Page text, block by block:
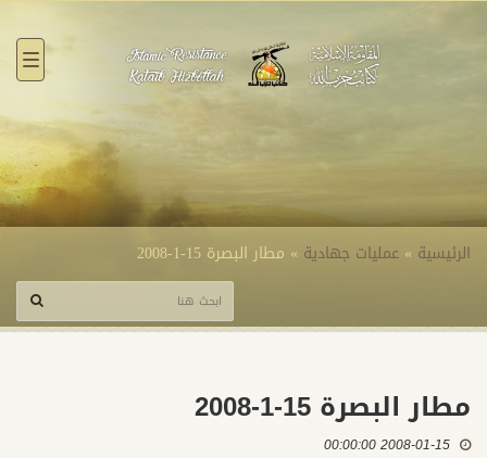
الرئيسية » عمليات جهادية » مطار البصرة 15-1-2008
مطار البصرة 15-1-2008
2008-01-15 00:00:00